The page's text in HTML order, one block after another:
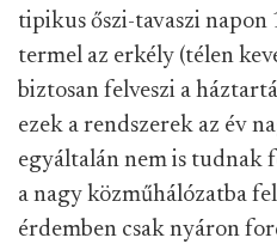
tipikus őszi-tavaszi
termel az erkély (télen
biztosan felveszi a
ezek a rendszerek az év
egyáltalán nem is tudnak
a nagy közműhálózatba
érdemben csak nyáron